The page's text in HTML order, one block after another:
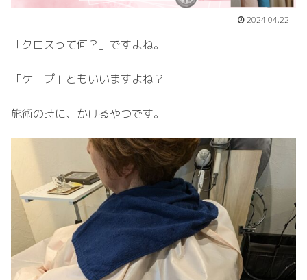
2024.04.22
「クロスって何？」ですよね。
「ケープ」ともいいますよね？
施術の時に、かけるやつです。